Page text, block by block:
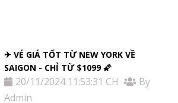
✈ VÉ GIÁ TỐT TỪ NEW YORK VỀ
SAIGON - CHỈ TỪ $1099 🌠
20/11/2024 11:53:31 CH
By
Admin